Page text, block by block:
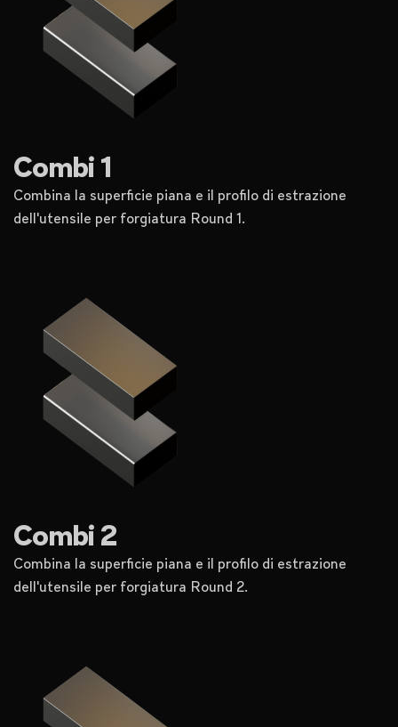
Combi 1
Combina la superficie piana e il profilo di estrazione
dell'utensile per forgiatura Round 1.
Combi 2
Combina la superficie piana e il profilo di estrazione
dell'utensile per forgiatura Round 2.